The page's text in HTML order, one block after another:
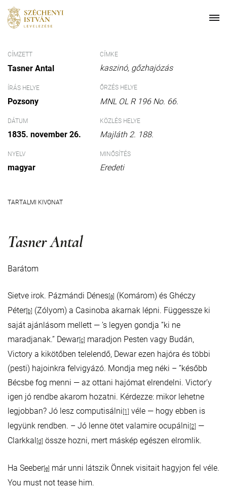
CÍMZETT
Tasner Antal
ÍRÁS HELYE
Pozsony
DÁTUM
1835. november 26.
NYELV
magyar
CÍMKE
kaszinó gőzhajózás
ŐRZÉS HELYE
MNL OL R 196 No. 66.
KÖZLÉS HELYE
Majláth 2. 188.
MINŐSÍTÉS
Eredeti
TARTALMI KIVONAT
Tasner Antal
Barátom
Sietve irok. Pázmándi Dénes [a] (Komárom) és Ghéczy
Péter[b]
(Zólyom) a Casinoba akarnak lépni. Függessze ki
saját ajánlásom mellett — ’s legyen gondja ”ki ne
maradjanak.” Dewar[c] maradjon Pesten vagy Budán,
Victory a kikötőben telelendő, Dewar ezen hajóra és többi
(pesti) hajoinkra felvigyázó. Mondja meg néki – ”később
Bécsbe fog menni — az ottani hajómat elrendelni. Victor’y
igen jó rendbe akarom hozatni. Kérdezze: mikor lehetne
legjobban? Jó lesz computisálni [1]
véle — hogy ebben is
legyünk rendben. – Jó lenne ötet valamire ocupálni [2] —
Clarkkal [d] össze hozni, mert máskép egészen elromlik.
Ha Seeber[e] már unni látszik Önnek visitait hagyjon fel véle.
You must not tease him.